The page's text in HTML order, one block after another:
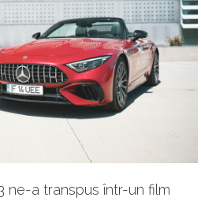
ne-a transpus într-un film